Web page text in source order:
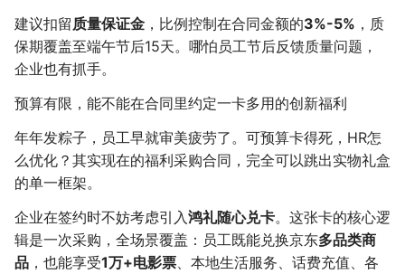
建议扣留质量保证金 ，比例控制在合同金额的3%-5% ，质
保期覆盖至端午节后15天。哪怕员工节后反馈质量问题，
企业也有抓手。
预算有限，能不能在合同里约定一卡多用的创新福利
年年发粽子，员工早就审美疲劳了。可预算卡得死，HR怎
么优化？其实现在的福利采购合同，完全可以跳出实物礼盒
的单一框架。
企业在签约时不妨考虑引入鸿礼随心兑卡。这张卡的核心逻
辑是一次采购，全场景覆盖：员工既能兑换京东多品类商
品 ，也能享受1万+电影票 、本地生活服务、话费充值、各